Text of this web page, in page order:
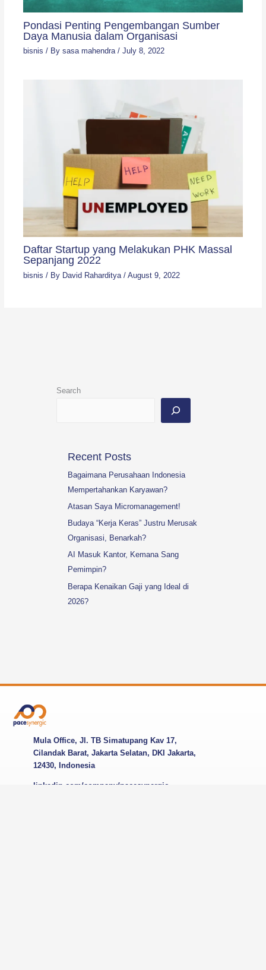
Pondasi Penting Pengembangan Sumber
Daya Manusia dalam Organisasi
bisnis / By sasa mahendra / July 8, 2022
Daftar Startup yang Melakukan PHK Massal
Sepanjang 2022
bisnis / By David Raharditya / August 9, 2022
Search
Recent Posts
Bagaimana Perusahaan Indonesia
Mempertahankan Karyawan?
Atasan Saya Micromanagement!
Budaya “Kerja Keras” Justru Merusak
Organisasi, Benarkah?
AI Masuk Kantor, Kemana Sang
Pemimpin?
Berapa Kenaikan Gaji yang Ideal di
2026?
Mula Office, Jl. TB Simatupang Kav 17,
Cilandak Barat, Jakarta Selatan, DKI Jakarta,
12430, Indonesia
linkedin.com/company/pacesynergic